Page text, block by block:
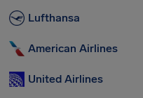
Lufthansa
American Airlines
United Airlines